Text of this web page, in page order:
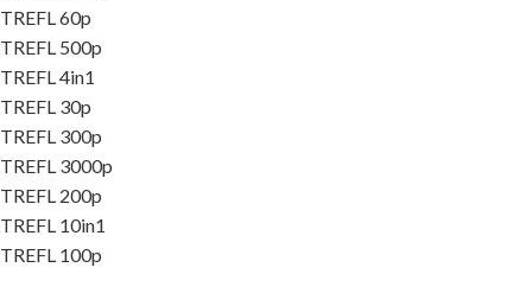
TREFL 60p
TREFL 500p
TREFL 4in1
TREFL 30p
TREFL 300p
TREFL 3000p
TREFL 200p
TREFL 10in1
TREFL 100p